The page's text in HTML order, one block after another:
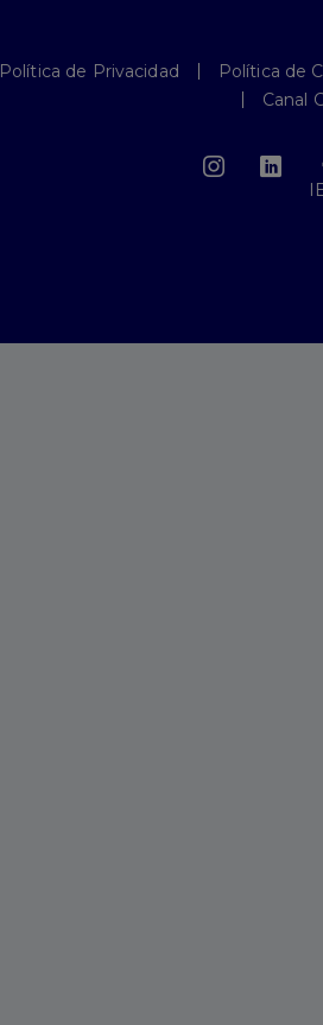
Política de Privacidad
Política de
Canal